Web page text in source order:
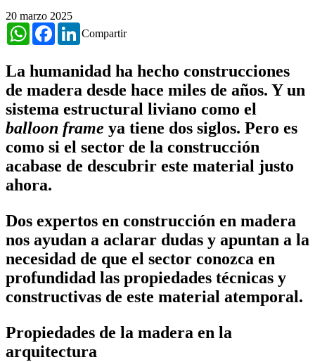
20 marzo 2025
Compartir
WhatsAppFacebookLinkedIn
La humanidad ha hecho construcciones
de madera desde hace miles de años. Y un
sistema estructural liviano como el
balloon frame ya tiene dos siglos. Pero es
como si el sector de la construcción
acabase de descubrir este material justo
ahora.
Dos expertos en construcción en madera
nos ayudan a aclarar dudas y apuntan a la
necesidad de que el sector conozca en
profundidad las propiedades técnicas y
constructivas de este material atemporal.
Propiedades de la madera en la
arquitectura